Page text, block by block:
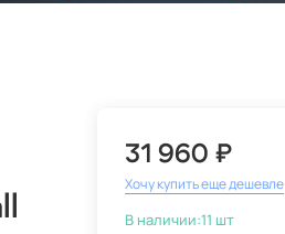
31 960 ₽
Хочу купить еще дешевле
В наличии:11 шт